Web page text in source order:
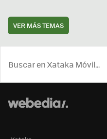
VER MÁS TEMAS